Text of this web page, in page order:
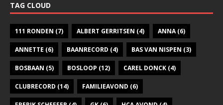
n
n
a
v
i
TAG CLOUD
111 RONDEN (7) ALBERT GERRITSEN (4) ANNA(6)
ANNETTE (6) BAANRECORD (4) BAS VAN NISPEN (3)
BOSBAAN (5) BOSLOOP (12) CAREL DONCK (4)
CLUBRECORD (14) FAMILIEAVOND (6)